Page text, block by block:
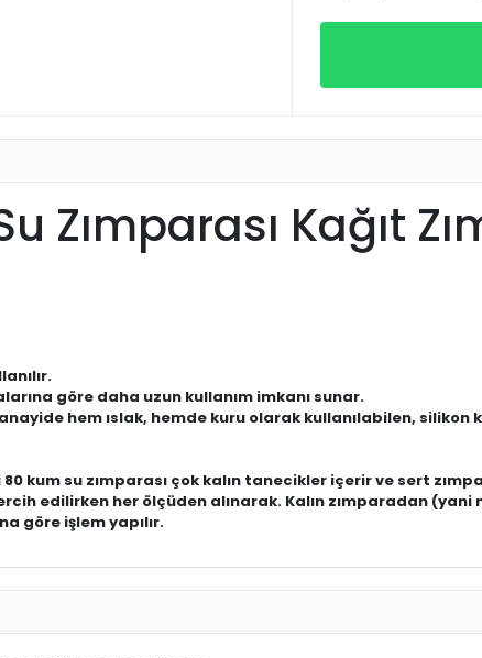
Zımparası Kağıt
göre daha uzun kullanım imkanı sunar.
hem ıslak, hemde kuru olarak kullanılabilen, silikon
kum su zımparası çok kalın tanecikler içerir ve sert
edilirken her ölçüden alınarak. Kalın zımparadan
göre işlem yapılır.